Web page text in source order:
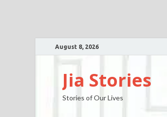
August 8, 2026
Jia Stories
Stories of Our Lives